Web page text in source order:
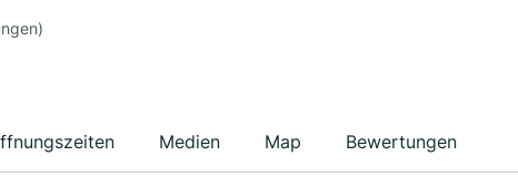
Medien Map Bewertungen